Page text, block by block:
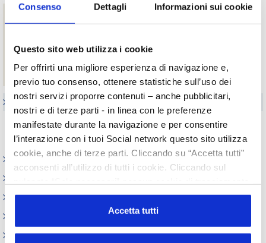
Consenso Dettagli Informazioni sui cookie
Questo sito web utilizza i cookie
Per offrirti una migliore esperienza di navigazione e,
previo tuo consenso, ottenere statistiche sull’uso dei
nostri servizi proporre contenuti – anche pubblicitari,
nostri e di terze parti - in linea con le preferenze
manifestate durante la navigazione e per consentire
l’interazione con i tuoi Social network questo sito utilizza
cookie, anche di terze parti. Cliccando su “Accetta tutti”
acconsenti all’utilizzo di tutti i cookie. Cliccando sul
o profilazione viene utilizzato. Cliccando su
“Personalizza le scelte” è possibile esprimere la propria
volontà in relazione a ciascuna categoria di cookie del
Accetta tutti
erboristeria risultati della ricerca ESDB - Roberto Isolda
L'arte di conquistare i clienti. Conoscili, raggiungili, aiutali:
sfrutta il digitale pe farli felici - Enrico Giubertoni
Appuntamenti
Fiere
Webinar
Outlook: il nuovo report del Centro Studi
Scenari internazionali
Precedenti pubblicazioni